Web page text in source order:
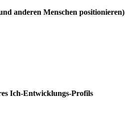
anderen Menschen positionieren)
Ich-Entwicklungs-Profils